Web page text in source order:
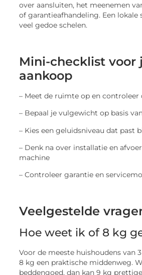
over aansluiten, het meenemen
of garantieafhandeling. Een lokale
veel gedoe schelen.
Mini-checklist voor
aankoop
– Meet de ruimte op en controleer
– Bepaal je vulgewicht op basis
– Kies een geluidsniveau dat past
– Denk na over installatie en
machine
– Controleer garantie en
Veelgestelde
Hoe weet ik of 8 kg
Voor de meeste huishoudens van
8 kg een praktische middenweg.
beddengoed, dan kan 9 kg